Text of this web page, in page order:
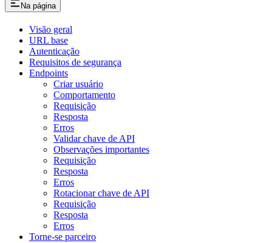
Na página
Visão geral
URL base
Autenticação
Requisitos de segurança
Endpoints
Criar usuário
Comportamento
Requisição
Resposta
Erros
Validar chave de API
Observações importantes
Requisição
Resposta
Erros
Rotacionar chave de API
Requisição
Resposta
Erros
Torne-se parceiro